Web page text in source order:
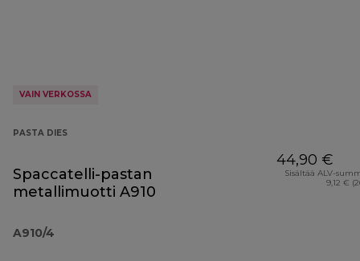
VAIN VERKOSSA
PASTA DIES
Spaccatelli-pastan
metallimuotti A910
A910/4
44,90 €
Sisältää ALV-
9,12 €